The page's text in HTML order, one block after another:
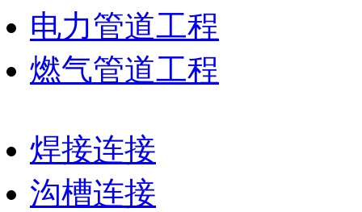
电力管道工程
燃气管道工程
焊接连接
沟槽连接